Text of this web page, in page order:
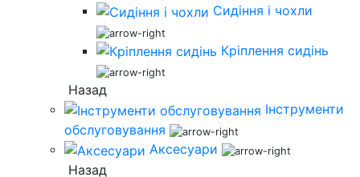
Сидіння і чохли
Кріплення сидінь
Назад
Інструменти
обслуговування
Аксесуари
Назад